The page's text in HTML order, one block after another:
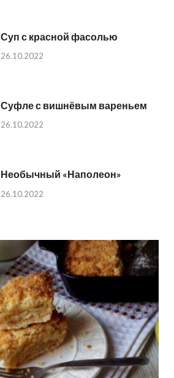
Суп с красной фасолью
26.10.2022
Суфле с вишнёвым вареньем
26.10.2022
Необычный «Наполеон»
26.10.2022